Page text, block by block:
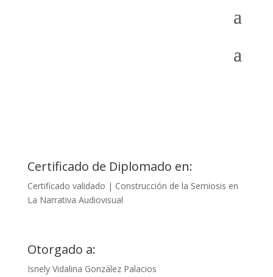
Certificado de Diplomado en:
Certificado validado | Construcción de la Semiosis en
La Narrativa Audiovisual
Otorgado a:
Isnely Vidalina González Palacios